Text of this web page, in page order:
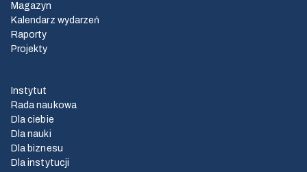
Magazyn
Kalendarz wydarzeń
Raporty
Projekty
Instytut
Rada naukowa
Dla ciebie
Dla nauki
Dla biznesu
Dla instytucji